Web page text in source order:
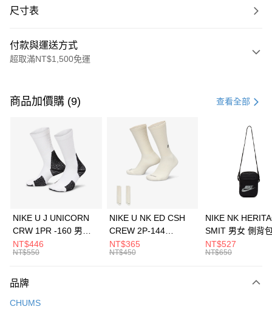
尺寸表
付款與運送方式
超取滿NT$1,500免運
信用卡一次付款
3 期 0 利率 每期 21家銀行
合作金庫商業銀行
第一商業銀行
華南商業銀行
彰化商業銀行
上海商業儲蓄銀行
元大商業銀行
台灣樂天信用卡公司
Apple Pay
全盈+PAY
AFTEE先享後付
【關於「AFTEE先享後付」】
便利好安心！
運送方式
商品加價購 (9) 查看全部
NIKE U J UNICORN
CRW 1PR -160 男女
中統襪 FZ3393100
NT$446
NT$550
NIKE U NK ED CSH
CREW 2P-144
EMBRDY 男女 短統襪
FZ3073133
NT$365
NT$450
NIKE NK
SMIT 男女 側背
BA5871010
NT$527
NT$650
品牌
CHUMS